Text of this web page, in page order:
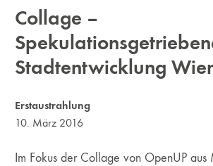
Collage –
Stadtentwicklung
Erstaustrahlung
10. März 2016
Im Fokus der Collage von OpenUP aus